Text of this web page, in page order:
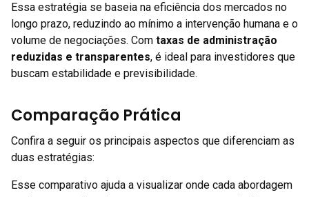
Essa estratégia se baseia na eficiência dos mercados no
longo prazo, reduzindo ao mínimo a intervenção humana e o
volume de negociações. Com taxas de administração
reduzidas e transparentes, é ideal para investidores que
buscam estabilidade e previsibilidade.
Comparação Prática
Confira a seguir os principais aspectos que diferenciam as
duas estratégias:
Esse comparativo ajuda a visualizar onde cada abordagem